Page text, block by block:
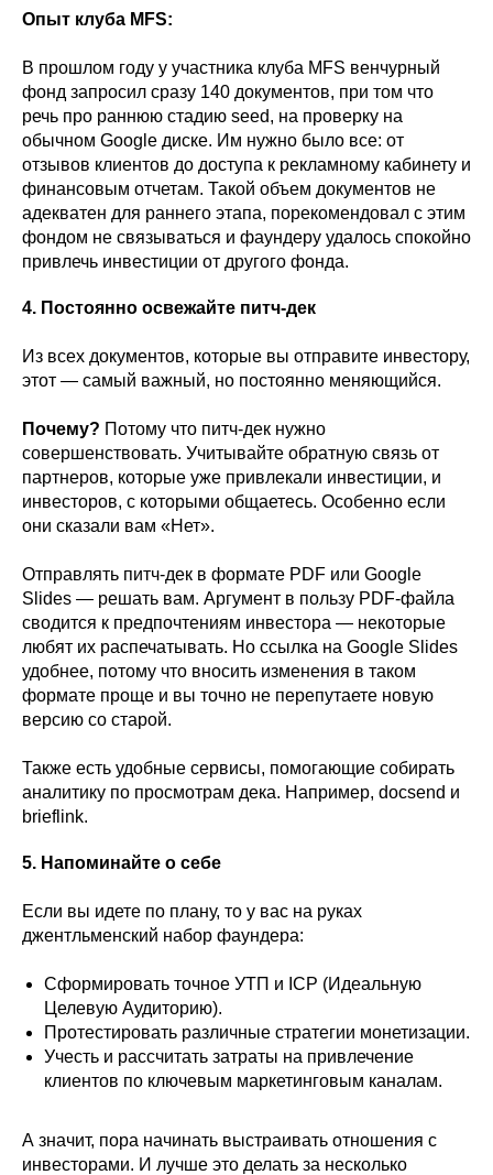
Опыт клуба MFS:
В прошлом году у участника клуба MFS венчурный
фонд запросил сразу 140 документов, при том что
речь про раннюю стадию seed, на проверку на
обычном Google диске. Им нужно было все: от
отзывов клиентов до доступа к рекламному кабинету и
финансовым отчетам. Такой объем документов не
адекватен для раннего этапа, порекомендовал с этим
фондом не связываться и фаундеру удалось спокойно
привлечь инвестиции от другого фонда.
4. Постоянно освежайте питч-дек
Из всех документов, которые вы отправите инвестору,
этот — самый важный, но постоянно меняющийся.
Почему? Потому что питч-дек нужно
совершенствовать. Учитывайте обратную связь от
партнеров, которые уже привлекали инвестиции, и
инвесторов, с которыми общаетесь. Особенно если
они сказали вам «Нет».
Отправлять питч-дек в формате PDF или Google
Slides — решать вам. Аргумент в пользу PDF-файла
сводится к предпочтениям инвестора — некоторые
любят их распечатывать. Но ссылка на Google Slides
удобнее, потому что вносить изменения в таком
формате проще и вы точно не перепутаете новую
версию со старой.
Также есть удобные сервисы, помогающие собирать
аналитику по просмотрам дека. Например, docsend и
brieflink.
5. Напоминайте о себе
Если вы идете по плану, то у вас на руках
джентльменский набор фаундера:
Сформировать точное УТП и ICP (Идеальную
Целевую Аудиторию).
Протестировать различные стратегии монетизации.
Учесть и рассчитать затраты на привлечение
клиентов по ключевым маркетинговым каналам.
А значит, пора начинать выстраивать отношения с
инвесторами. И лучше это делать за несколько